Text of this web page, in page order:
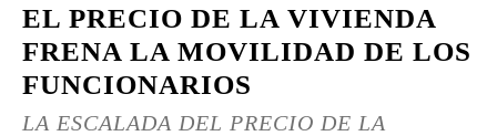
EL PRECIO DE LA VIVIENDA
FRENA LA MOVILIDAD DE LOS
FUNCIONARIOS
LA ESCALADA DEL PRECIO DE LA